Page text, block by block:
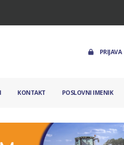
PRIJAVA
KONTAKT POSLOVNI IMENIK